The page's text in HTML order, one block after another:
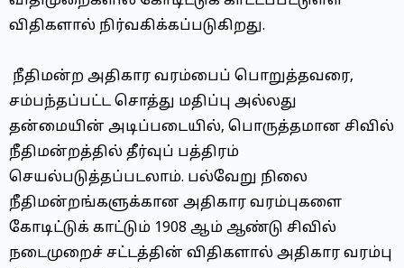
விதிகளால் நிர்வகிக்கப்படுகிறது.
நீதிமன்ற அதிகார வரம்பைப் பொறுத்தவரை,
சம்பந்தப்பட்ட சொத்து மதிப்பு அல்லது
தன்மையின் அடிப்படையில், பொருத்தமான சிவில்
நீதிமன்றத்தில் தீர்வுப் பத்திரம்
செயல்படுத்தப்படலாம். பல்வேறு நிலை
நீதிமன்றங்களுக்கான அதிகார வரம்புகளை
கோடிட்டுக் காட்டும் 1908 ஆம் ஆண்டு சிவில்
நடைமுறைச் சட்டத்தின் விதிகளால் அதிகார வரம்பு